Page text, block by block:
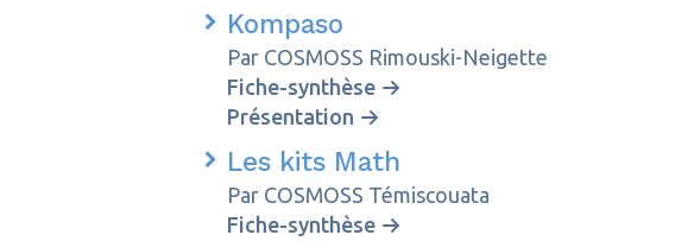
Kompaso
Par COSMOSS Rimouski-Neigette
Fiche-synthèse
Présentation
Les kits Math
Par COSMOSS Témiscouata
Fiche-synthèse